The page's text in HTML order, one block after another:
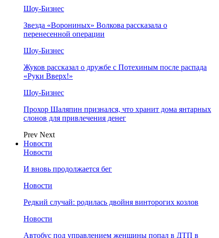
Шоу-Бизнес
Звезда «Ворониных» Волкова рассказала о
перенесенной операции
Шоу-Бизнес
Жуков рассказал о дружбе с Потехиным после распада
«Руки Вверх!»
Шоу-Бизнес
Прохор Шаляпин признался, что хранит дома янтарных
слонов для привлечения денег
Prev Next
Новости
Новости
И вновь продолжается бег
Новости
Редкий случай: родилась двойня винторогих козлов
Новости
Автобус под управлением женщины попал в ДТП в